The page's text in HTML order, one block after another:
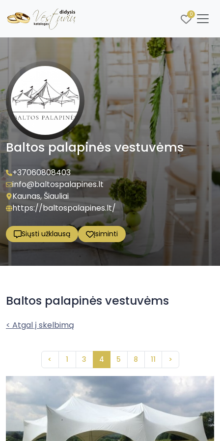
0
Baltos palapinės vestuvėms
+37060808403
info@baltospalapines.lt
Kaunas, Šiauliai
https://baltospalapines.lt/
Siųsti užklausą Įsiminti
Baltos palapinės vestuvėms
< Atgal į skelbimą
< 1 3 4 5 8 11 >